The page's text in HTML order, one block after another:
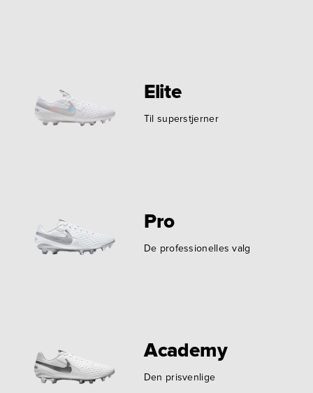
Elite
Til superstjerner
Pro
De professionelles valg
Academy
Den prisvenlige